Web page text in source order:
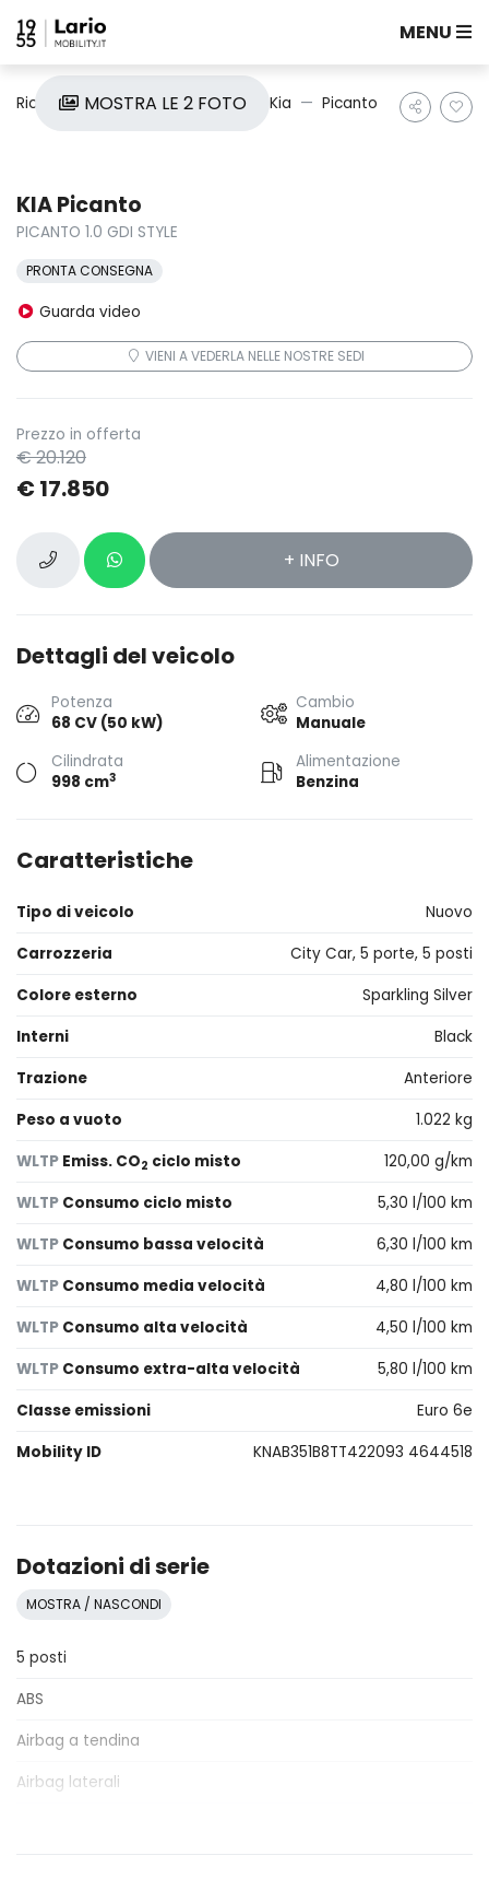
MENU
Ricerca auto Nuove e Km0 Kia Picanto
MOSTRA LE 2 FOTO
KIA Picanto
PICANTO 1.0 GDI STYLE
PRONTA CONSEGNA
Guarda video
VIENI A VEDERLA NELLE NOSTRE SEDI
Prezzo in offerta
€ 20.120
€ 17.850
+ INFO
Dettagli del veicolo
Potenza
68 CV (50 kW)
Cambio
Manuale
Cilindrata
998 cm3
Alimentazione
Benzina
Caratteristiche
Tipo di veicolo
Nuovo
Carrozzeria
City Car, 5 porte, 5 posti
Colore esterno
Sparkling Silver
Interni
Black
Trazione
Anteriore
Peso a vuoto
1.022 kg
WLTP Emiss. CO2 ciclo misto
120,00 g/km
WLTP Consumo ciclo misto
5,30 l/100 km
WLTP Consumo bassa velocità
6,30 l/100 km
WLTP Consumo media velocità
4,80 l/100 km
WLTP Consumo alta velocità
4,50 l/100 km
WLTP Consumo extra-alta velocità
5,80 l/100 km
Classe emissioni
Euro 6e
Mobility ID
KNAB351B8TT422093 4644518
Dotazioni di serie
MOSTRA / NASCONDI
5 posti
ABS
Airbag a tendina
Airbag laterali